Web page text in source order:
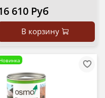
610 Руб
В корзину
Новинка